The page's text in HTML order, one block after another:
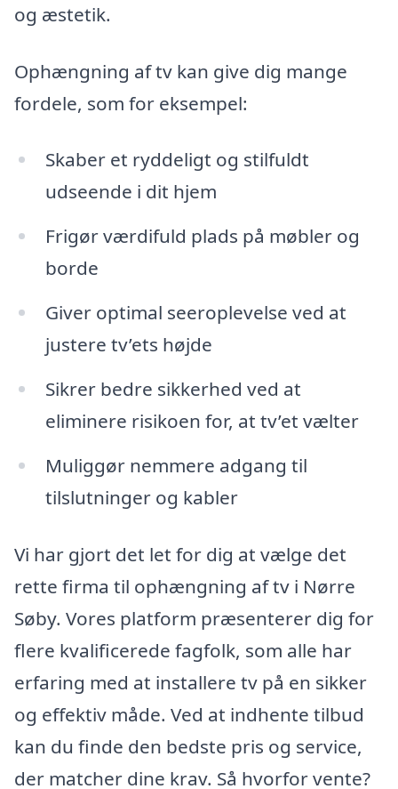
og æstetik.
Ophængning af tv kan give dig mange
fordele, som for eksempel:
Skaber et ryddeligt og stilfuldt
udseende i dit hjem
Frigør værdifuld plads på møbler og
borde
Giver optimal seeroplevelse ved at
justere tv’ets højde
Sikrer bedre sikkerhed ved at
eliminere risikoen for, at tv’et vælter
Muliggør nemmere adgang til
tilslutninger og kabler
Vi har gjort det let for dig at vælge det
rette firma til ophængning af tv i Nørre
Søby. Vores platform præsenterer dig for
flere kvalificerede fagfolk, som alle har
erfaring med at installere tv på en sikker
og effektiv måde. Ved at indhente tilbud
kan du finde den bedste pris og service,
der matcher dine krav. Så hvorfor vente?